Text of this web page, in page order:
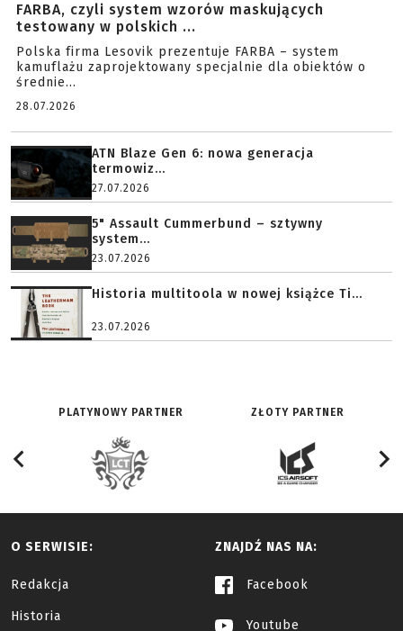
FARBA, czyli system wzorów maskujących
testowany w polskich ...
Polska firma Lesovik prezentuje FARBA – system
kamuflażu zaprojektowany specjalnie dla obiektów o
średnie...
28.07.2026
ATN Blaze Gen 6: nowa generacja
termowiz...
27.07.2026
5" Assault Cummerbund – sztywny
system...
23.07.2026
Historia multitoola w nowej książce Ti...
23.07.2026
PLATYNOWY PARTNER ZŁOTY PARTNER
O SERWISIE:
Redakcja
Historia
ZNAJDŹ NAS NA:
Facebook
Youtube